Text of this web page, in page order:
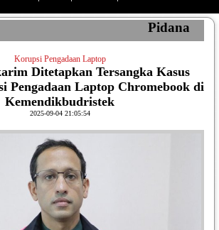
Pidana
Korupsi Pengadaan Laptop
Ditetapkan Tersangka Kasus
Pengadaan Laptop Chromebook di
Kemendikbudristek
2025-09-04 21:05:54